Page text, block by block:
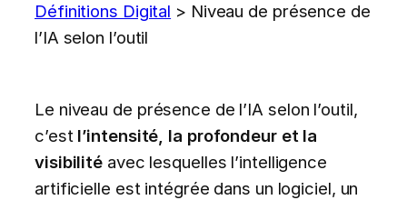
Définitions Digital > Niveau de présence de
l’IA selon l’outil
Le niveau de présence de l’IA selon l’outil,
c’est l’intensité, la profondeur et la
visibilité avec lesquelles l’intelligence
artificielle est intégrée dans un logiciel, un